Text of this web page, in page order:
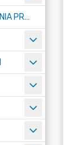
GMINNA KOMISJA ROZWIĄZYWANIA PROBLEMÓW ALKOHOLOWYCH